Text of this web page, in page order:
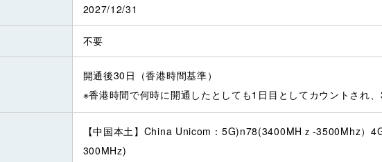
2027/12/31
不要
開通後30日（香港時間基準）
※香港時間で何時に開通したとしても1日目としてカウントされ
【中国本土】China Unicom：5G)n78(3400MHｚ-3500Mhz
300MHz)